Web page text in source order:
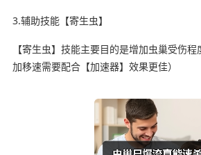
3.辅助技能【寄生虫】
【寄生虫】技能主要目的是增加虫巢受伤
加移速需要配合【加速器】效果更佳）